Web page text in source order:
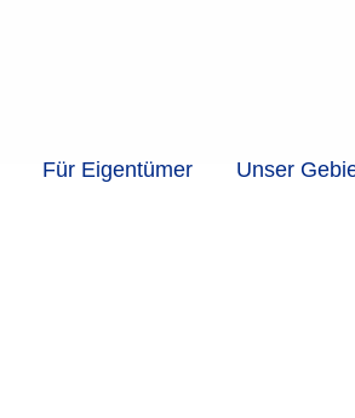
Für Eigentümer Unser